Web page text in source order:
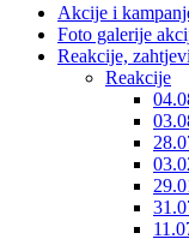
Akcije i
Foto galerije
Reakcije,
Reakcije